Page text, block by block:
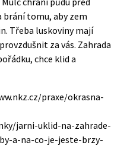
brání tomu, aby zem
Třeba luskoviny mají
za vás. Zahrada
chce klid a
praxe/okrasna-
jarni-uklid-na-zahrade-
a-na-co-je-jeste-brzy-